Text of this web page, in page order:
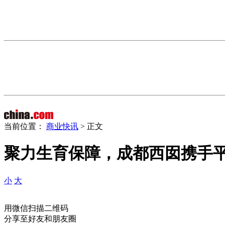
当前位置： 商业快讯 > 正文
聚力生育保障，成都西囡携手
小 大
用微信扫描二维码
分享至好友和朋友圈